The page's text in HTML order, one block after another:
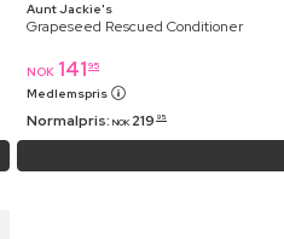
Aunt Jackie's
Grapeseed Rescued Conditioner
NOK 141 95
Medlemspris
Normalpris: NOK 219 95